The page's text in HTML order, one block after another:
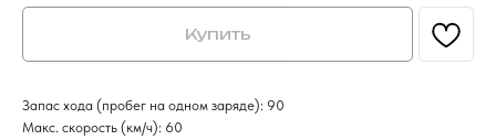
Купить
Запас хода (пробег на одном заряде): 90
Макс. скорость (км/ч): 60